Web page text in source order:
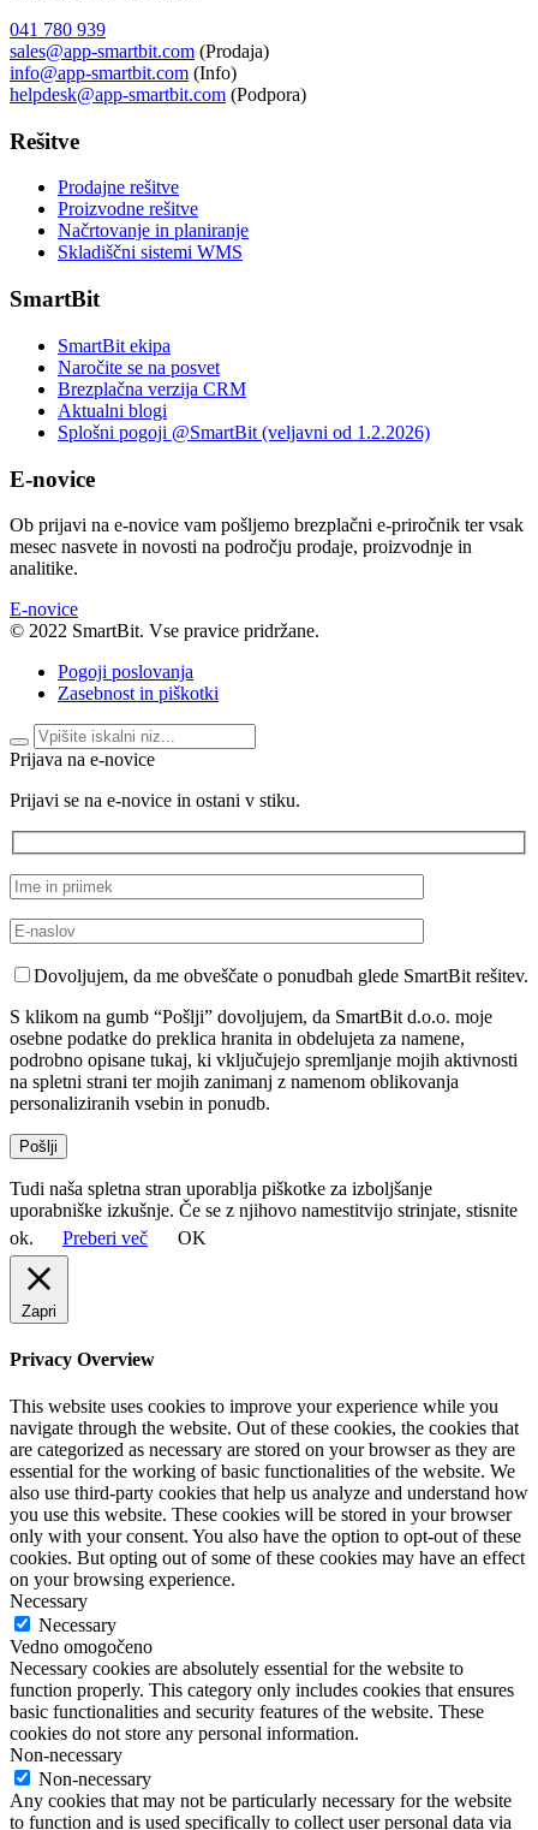
041 780 939
sales@app-smartbit.com (Prodaja)
info@app-smartbit.com (Info)
helpdesk@app-smartbit.com (Podpora)
Rešitve
Prodajne rešitve
Proizvodne rešitve
Načrtovanje in planiranje
Skladiščni sistemi WMS
SmartBit
SmartBit ekipa
Naročite se na posvet
Brezplačna verzija CRM
Aktualni blogi
Splošni pogoji @SmartBit (veljavni od 1.2.2026)
E-novice
Ob prijavi na e-novice vam pošljemo brezplačni e-priročnik ter vsak
mesec nasvete in novosti na področju prodaje, proizvodnje in
analitike.
E-novice
© 2022 SmartBit. Vse pravice pridržane.
Pogoji poslovanja
Zasebnost in piškotki
Prijava na e-novice
Prijavi se na e-novice in ostani v stiku.
Dovoljujem, da me obveščate o ponudbah glede SmartBit rešitev.
S klikom na gumb “Pošlji” dovoljujem, da SmartBit d.o.o. moje
osebne podatke do preklica hranita in obdelujeta za namene,
podrobno opisane tukaj, ki vključujejo spremljanje mojih aktivnosti
na spletni strani ter mojih zanimanj z namenom oblikovanja
personaliziranih vsebin in ponudb.
Tudi naša spletna stran uporablja piškotke za izboljšanje
uporabniške izkušnje. Če se z njihovo namestitvijo strinjate, stisnite
ok.
Preberi več OK
Zapri
Privacy Overview
This website uses cookies to improve your experience while you
navigate through the website. Out of these cookies, the cookies that
are categorized as necessary are stored on your browser as they are
essential for the working of basic functionalities of the website. We
also use third-party cookies that help us analyze and understand how
you use this website. These cookies will be stored in your browser
only with your consent. You also have the option to opt-out of these
cookies. But opting out of some of these cookies may have an effect
on your browsing experience.
Necessary
Necessary
Vedno omogočeno
Necessary cookies are absolutely essential for the website to
function properly. This category only includes cookies that ensures
basic functionalities and security features of the website. These
cookies do not store any personal information.
Non-necessary
Non-necessary
Any cookies that may not be particularly necessary for the website
to function and is used specifically to collect user personal data via